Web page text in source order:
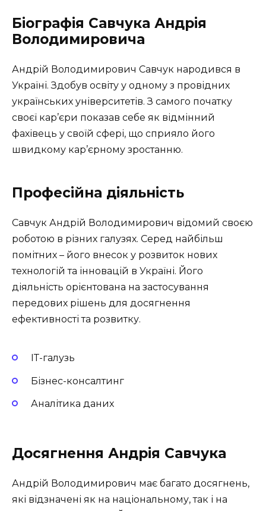
Біографія Савчука Андрія
Володимировича
Андрій Володимирович Савчук народився в
Україні. Здобув освіту у одному з провідних
українських університетів. З самого початку
своєї кар’єри показав себе як відмінний
фахівець у своїй сфері, що сприяло його
швидкому кар’єрному зростанню.
Професійна діяльність
Савчук Андрій Володимирович відомий своєю
роботою в різних галузях. Серед найбільш
помітних – його внесок у розвиток нових
технологій та інновацій в Україні. Його
діяльність орієнтована на застосування
передових рішень для досягнення
ефективності та розвитку.
ІТ-галузь
Бізнес-консалтинг
Аналітика даних
Досягнення Андрія Савчука
Андрій Володимирович має багато досягнень,
які відзначені як на національному, так і на